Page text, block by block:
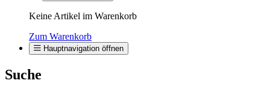
Keine Artikel im Warenkorb
Zum Warenkorb
Hauptnavigation öffnen
Suche